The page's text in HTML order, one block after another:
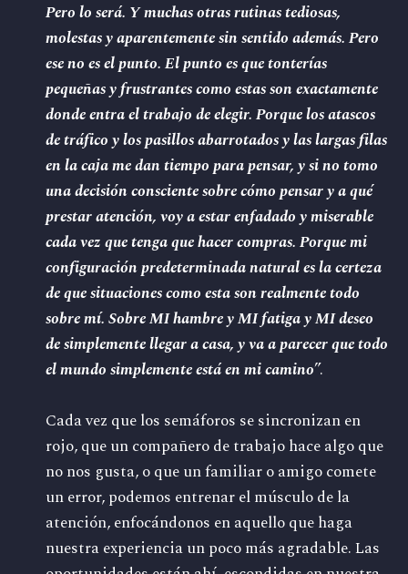
Pero lo será. Y muchas otras rutinas tediosas,
molestas y aparentemente sin sentido además. Pero
ese no es el punto. El punto es que tonterías
pequeñas y frustrantes como estas son exactamente
donde entra el trabajo de elegir. Porque los atascos
de tráfico y los pasillos abarrotados y las largas filas
en la caja me dan tiempo para pensar, y si no tomo
una decisión consciente sobre cómo pensar y a qué
prestar atención, voy a estar enfadado y miserable
cada vez que tenga que hacer compras. Porque mi
configuración predeterminada natural es la certeza
de que situaciones como esta son realmente todo
sobre mí. Sobre MI hambre y MI fatiga y MI deseo
de simplemente llegar a casa, y va a parecer que todo
el mundo simplemente está en mi camino”.
Cada vez que los semáforos se sincronizan en
rojo, que un compañero de trabajo hace algo que
no nos gusta, o que un familiar o amigo comete
un error, podemos entrenar el músculo de la
atención, enfocándonos en aquello que haga
nuestra experiencia un poco más agradable. Las